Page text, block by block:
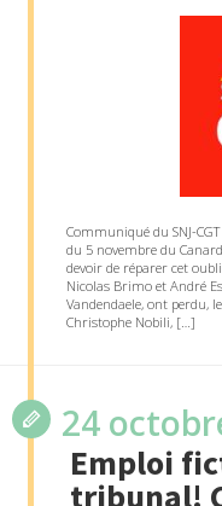
Communiqué du SNJ-
du 5 novembre du
devoir de réparer cet
Nicolas Brimo et André
Vandendaele, ont perdu,
Christophe Nobili, […]
24
Emploi
tribunal!